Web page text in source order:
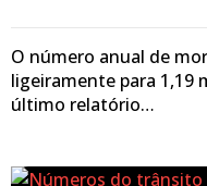
O número anual de
ligeiramente para 1,19
último relatório…